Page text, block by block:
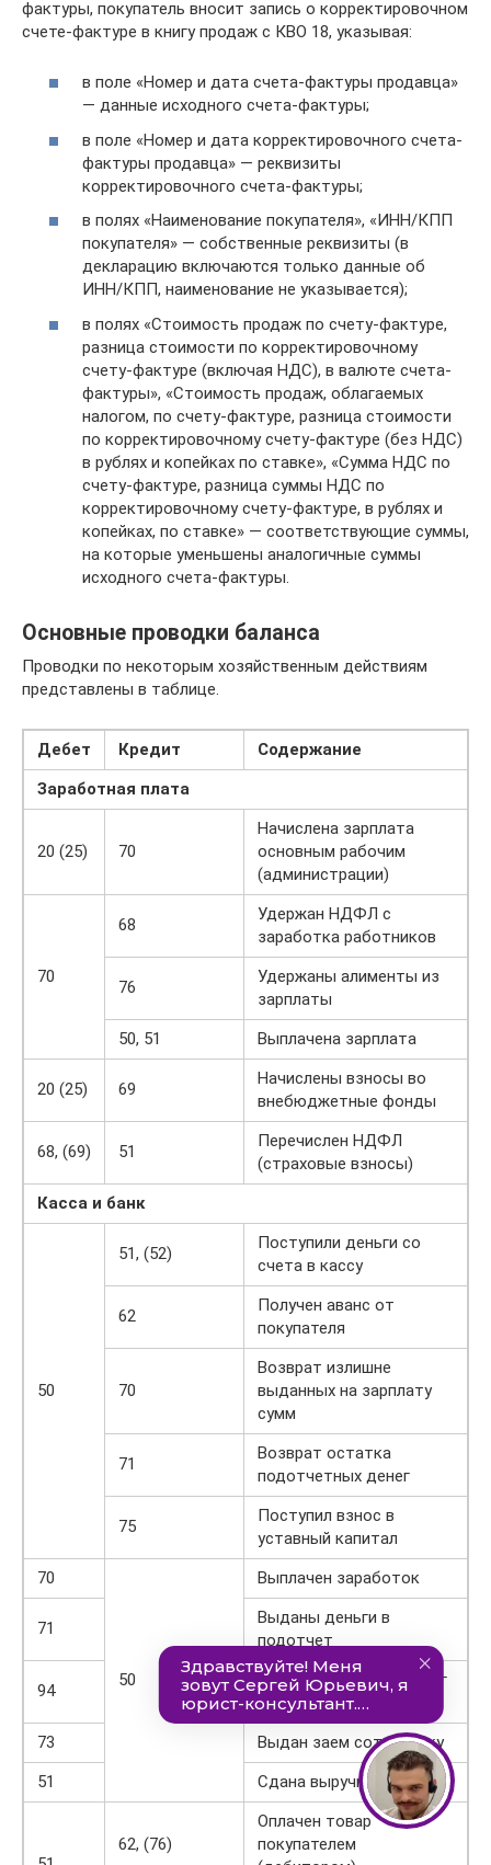
фактуры, покупатель вносит запись о корректировочном
счете-фактуре в книгу продаж с КВО 18, указывая:
в поле «Номер и дата счета-фактуры продавца»
— данные исходного счета-фактуры;
в поле «Номер и дата корректировочного счета-
фактуры продавца» — реквизиты
корректировочного счета-фактуры;
в полях «Наименование покупателя», «ИНН/КПП
покупателя» — собственные реквизиты (в
декларацию включаются только данные об
ИНН/КПП, наименование не указывается);
в полях «Стоимость продаж по счету-фактуре,
разница стоимости по корректировочному
счету-фактуре (включая НДС), в валюте счета-
фактуры», «Стоимость продаж, облагаемых
налогом, по счету-фактуре, разница стоимости
по корректировочному счету-фактуре (без НДС)
в рублях и копейках по ставке», «Сумма НДС по
счету-фактуре, разница суммы НДС по
корректировочному счету-фактуре, в рублях и
копейках, по ставке» — соответствующие суммы,
на которые уменьшены аналогичные суммы
исходного счета-фактуры.
Основные проводки баланса
Проводки по некоторым хозяйственным действиям
представлены в таблице.
Дебет Кредит
Содержание
Заработная плата
20 (25) 70
Начислена зарплата
основным рабочим
(администрации)
70
68
Удержан НДФЛ с
заработка работников
76
Удержаны алименты из
зарплаты
50, 51
Выплачена зарплата
20 (25) 69
Начислены взносы во
внебюджетные фонды
68, (69) 51
Перечислен НДФЛ
(страховые взносы)
Касса и банк
50
51, (52)
Поступили деньги со
счета в кассу
62
Получен аванс от
покупателя
70
Возврат излишне
выданных на зарплату
сумм
71
Возврат остатка
подотчетных денег
75
Поступил взнос в
уставный капитал
70
50
Выплачен заработок
71
Выданы деньги в
подотчет
94
Учтена недостача денег
в кассе
73
Выдан заем сотруднику
51
Сдана выручка в банк
62, (76)
Оплачен товар
покупателем